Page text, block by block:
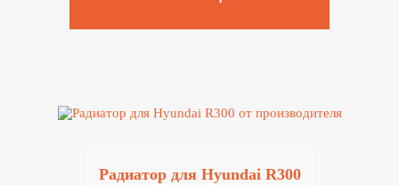
Радиатор для Hyundai R300